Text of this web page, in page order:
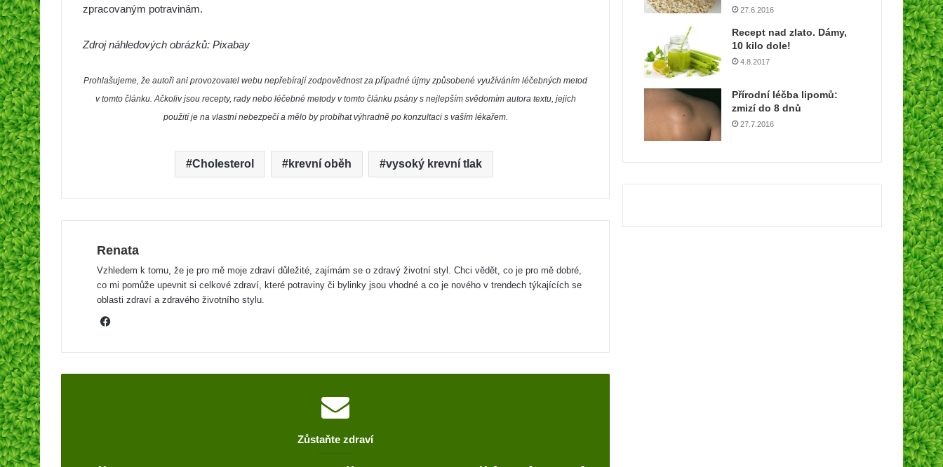
zpracovaným potravinám.
Zdroj náhledových obrázků: Pixabay
Prohlašujeme, že autoři ani provozovatel webu nepřebírají zodpovědnost za případné újmy způsobené využíváním léčebných metod
v tomto článku. Ačkoliv jsou recepty, rady nebo léčebné metody v tomto článku psány s nejlepším svědomím autora textu, jejich
použití je na vlastní nebezpečí a mělo by probíhat výhradně po konzultaci s vaším lékařem.
Cholesterol krevní oběh vysoký krevní tlak
Renata
Vzhledem k tomu, že je pro mě moje zdraví důležité, zajímám se o zdravý životní styl. Chci vědět, co je pro mě dobré,
co mi pomůže upevnit si celkové zdraví, které potraviny či bylinky jsou vhodné a co je nového v trendech týkajících se
oblasti zdraví a zdravého životního stylu.
c
e
Zůstaňte zdraví
s
u
27.6.2016
Recept nad zlato. Dámy,
10 kilo dole!
4.8.2017
Přírodní léčba lipomů:
zmizí do 8 dnů
27.7.2016